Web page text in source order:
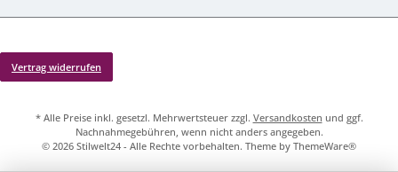
Vertrag widerrufen
* Alle Preise inkl. gesetzl. Mehrwertsteuer zzgl. Versandkosten und ggf.
Nachnahmegebühren, wenn nicht anders angegeben.
© 2026 Stilwelt24 - Alle Rechte vorbehalten. Theme by ThemeWare®